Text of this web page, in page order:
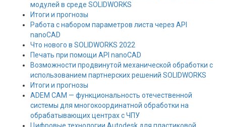
модулей в среде SOLIDWORKS
Итоги и прогнозы
Работа с набором параметров листа через API
nanoCAD
Что нового в SOLIDWORKS 2022
Печать при помощи API nanoCAD
Возможности продвинутой механической обработки с
использованием партнерских решений SOLIDWORKS
Итоги и прогнозы
ADEM CAM — функциональность отечественной
системы для многокоординатной обработки на
обрабатывающих центрах с ЧПУ